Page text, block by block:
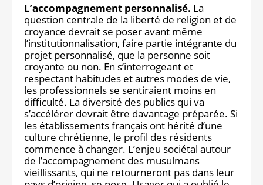
L’accompagnement personnalisé. La
question centrale de la liberté de religion et de
croyance devrait se poser avant même
l’institutionnalisation, faire partie intégrante du
projet personnalisé, que la personne soit
croyante ou non. En s’interrogeant et
respectant habitudes et autres modes de vie,
les professionnels se sentiraient moins en
difficulté. La diversité des publics qui va
s’accélérer devrait être davantage préparée. Si
les établissements français ont hérité d’une
culture chrétienne, le profil des résidents
commence à changer. L’enjeu sociétal autour
de l’accompagnement des musulmans
vieillissants, qui ne retourneront pas dans leur